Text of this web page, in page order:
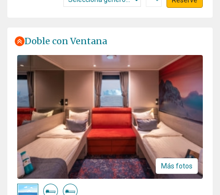
Doble con Ventana
Más fotos